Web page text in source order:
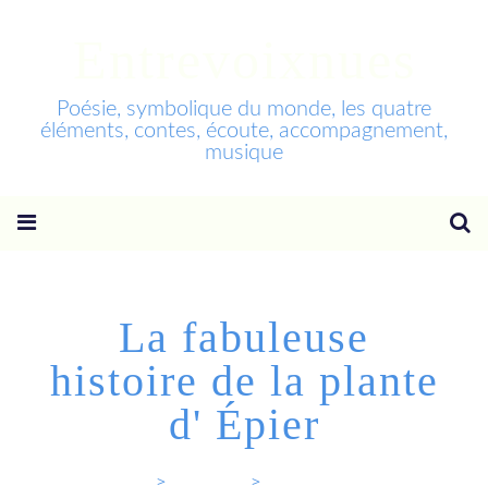
Poésie, symbolique du monde, les quatre
éléments, contes, écoute, accompagnement,
musique
La fabuleuse
histoire de la plante
d' Épier
>
>